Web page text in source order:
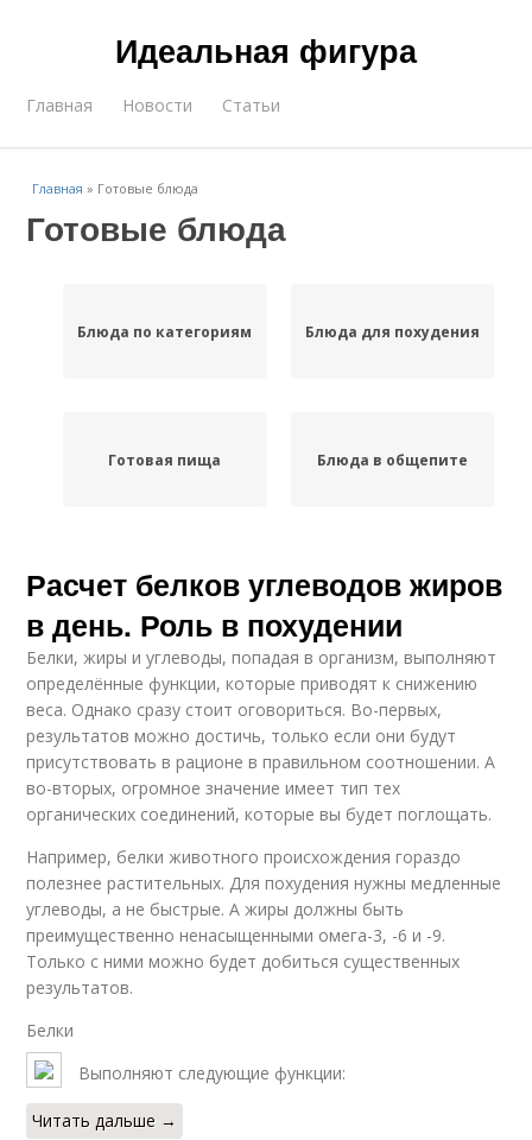
Идеальная фигура
Главная Новости Статьи
Главная » Готовые блюда
Готовые блюда
Блюда по категориям Блюда для похудения
Готовая пища Блюда в общепите
Расчет белков углеводов жиров
в день. Роль в похудении
Белки, жиры и углеводы, попадая в организм, выполняют
определённые функции, которые приводят к снижению
веса. Однако сразу стоит оговориться. Во-первых,
результатов можно достичь, только если они будут
присутствовать в рационе в правильном соотношении. А
во-вторых, огромное значение имеет тип тех
органических соединений, которые вы будет поглощать.
Например, белки животного происхождения гораздо
полезнее растительных. Для похудения нужны медленные
углеводы, а не быстрые. А жиры должны быть
преимущественно ненасыщенными омега-3, -6 и -9.
Только с ними можно будет добиться существенных
результатов.
Белки
Выполняют следующие функции:
Читать дальше →